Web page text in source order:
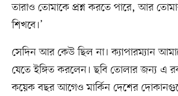
তারাও তোমাকে প্রশ্ন করতে পারে, আর
শিখবে।’
সেদিন আর কেউ ছিল না। ক্যাপারম্যান
যেতে ইঙ্গিত করলেন। ছবি তোলার জন্য এ
কয়েক বছর আগেও মার্কিন দেশের